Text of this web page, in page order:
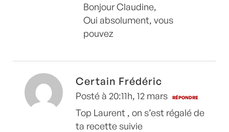
Bonjour Claudine,
Oui absolument, vous
pouvez
Certain Frédéric
Posté à 20:11h, 12 mars RÉPONDRE
Top Laurent , on s’est régalé de
ta recette suivie